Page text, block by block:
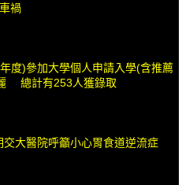
禍
度)參加大學個人申請入學(含推薦
總計有253人獲錄取
交大醫院呼籲小心胃食道逆流症